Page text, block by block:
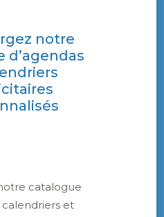
la Saint-Jean-Porte-
des imprimeurs
et enrichissante
notre
d’agendas
catalogue
calendriers et